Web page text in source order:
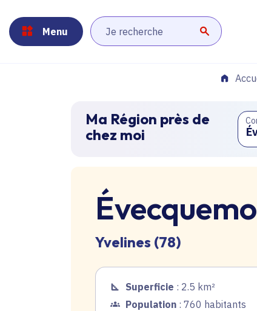
Menu
Lancer la
Ma Région près de
chez moi
Yvelines (78)
Superficie : 2.5 km²
Population : 760 habitants